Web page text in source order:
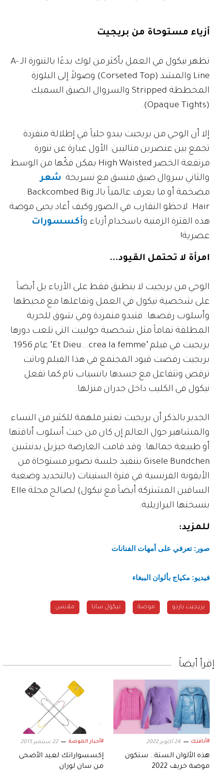
أزياء مستوحاة من بريجيت
تظهر نيكول في العمل بأكثر من لوك بدءًا بالتنورة الـ A-
Line والمشد (Corseted Top) وصولاً إلى البلوزة
المخططة Stripped والسروال الضيق السميك
(Opaque Tights).
إلا أن الوحي من بريجيت يبدو جلياً في إطلالة منفردة
تجمع بين عنصرين متاليين: الأول عبارة عن تنورة
مرتفعة الخصر High Waisted يمكن فكّها من الوسط
والثاني سروال ضيق منسق مع تسريحة شعر
مضخمة أو ما يعرف عالمياً بالـ Backcombed Big
Hair. لاحظو التقارب في الصور وكيف أعاد يحيى موضة
هذه الفترة الزمنية باسخدام أزياء وأكسسورات
عصرية!
امرأة لا تحتمل القيود...
الوحي من بريجيت لا ينطبق فقط على الأزياء بل أيضاً
على شخصية نيكول في العمل وتفاعلها مع محيطها
وأسلوب رقصها. فتبدو متمردة وفي شوق للحرية
المطلقة تماماً مثل شخصية جولييت التي تلعب دورها
بريجيت في فيلم "Et Dieu...crea la femme" عام 1956.
بريجيت رفضت قيود المجتمع في هذا الفيلم وباتت
ترقص وتتفاعل مع جسدها بانسياب تام كما تفعل
نيكول في الكليب داخل جدران منزلها.
الجدير بالذكر أن بريجيت تعتبر ملهمة للكثير من النساء
والمشاهير حول العالم إن كان من حيث أسلوب أناقتها
أو طبيعة جمالها. وقد قامت العارضة جيزيل بدنشين
Gisele Bundchen بتنفيذ جلسة تصوير مستوحاة من
الأيقونة الفرنسية في فترة الستينات (بالتحديد وضعية
الساقين المشتركة أيضاً مع نيكول) لصالح مجلة Elle
بنسختها البرازيلية.
للمزيد:
صور: تعرفي على أمهات الفنانات
فيديو: مكياج بألوان الببغاء
بريجيت باردو موضة نيكول سابا ملابس
إقرأ أيضاً
#أناقتك 24 أكتوبر 2022
هذه الألوان الستة.. ستكون
موضة خريف 2022
#أخبار الموضة 22 سبتمبر 2015
إكسسواراتك لعيد الأضحى
من سان لوران